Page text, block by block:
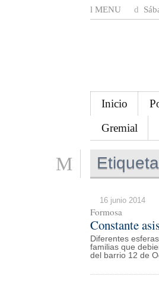
MENU
Inicio
Gremial
16 junio 2014
Formosa
Constante
Diferentes
familias que
del barrio 12 de